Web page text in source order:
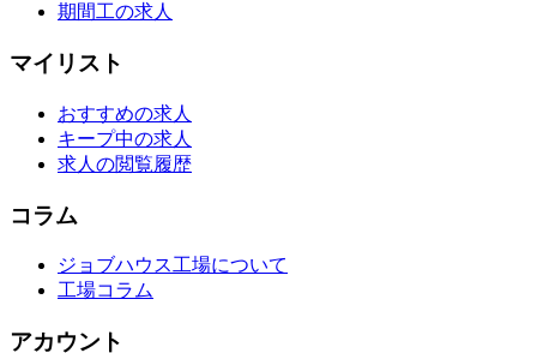
期間工の求人
マイリスト
おすすめの求人
キープ中の求人
求人の閲覧履歴
コラム
ジョブハウス工場について
工場コラム
アカウント